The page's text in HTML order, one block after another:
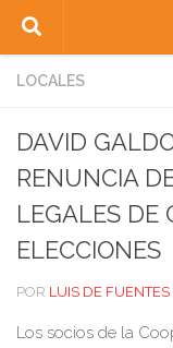
Saltar al
LOCALES
DAVID
RENUNCIA
LEGALES DE
ELECCIONES
POR LUIS DE FUENTES
Los socios de la